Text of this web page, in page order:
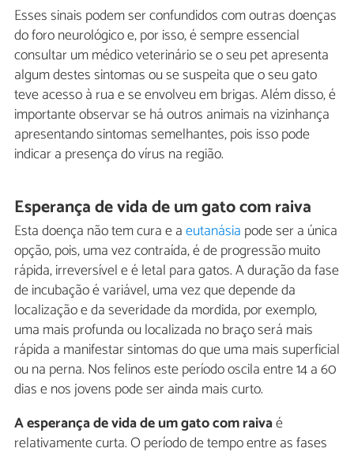
Esses sinais podem ser confundidos com outras doenças
do foro neurológico e, por isso, é sempre essencial
consultar um médico veterinário se o seu pet apresenta
algum destes sintomas ou se suspeita que o seu gato
teve acesso à rua e se envolveu em brigas. Além disso, é
importante observar se há outros animais na vizinhança
apresentando sintomas semelhantes, pois isso pode
indicar a presença do vírus na região.
Esperança de vida de um gato com raiva
Esta doença não tem cura e aeutanásia pode ser a única
opção, pois, uma vez contraída, é de progressão muito
rápida, irreversível e é letal para gatos. A duração da fase
de incubação é variável, uma vez que depende da
localização e da severidade da mordida, por exemplo,
uma mais profunda ou localizada no braço será mais
rápida a manifestar sintomas do que uma mais superficial
ou na perna. Nos felinos este período oscila entre 14 a 60
dias e nos jovens pode ser ainda mais curto.
A esperança de vida de um gato com raivaé
relativamente curta. O período de tempo entre as fases